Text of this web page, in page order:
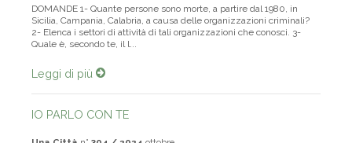
DOMANDE 1- Quante persone sono morte, a partire dal 1980, in
Sicilia, Campania, Calabria, a causa delle organizzazioni criminali?
2- Elenca i settori di attività di tali organizzazioni che conosci. 3-
Quale è, secondo te, il l...
Leggi di più
IO PARLO CON TE